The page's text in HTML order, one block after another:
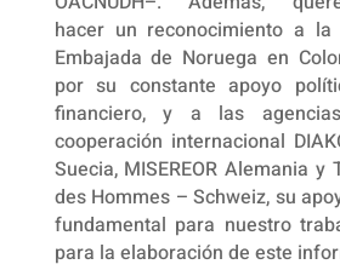
hacer un reconocimiento a la
Embajada de Noruega en
por su constante apoyo
financiero, y a las
cooperación internacional
Suecia, MISEREOR Alemania y
des Hommes – Schweiz, su
fundamental para nuestro
para la elaboración de este